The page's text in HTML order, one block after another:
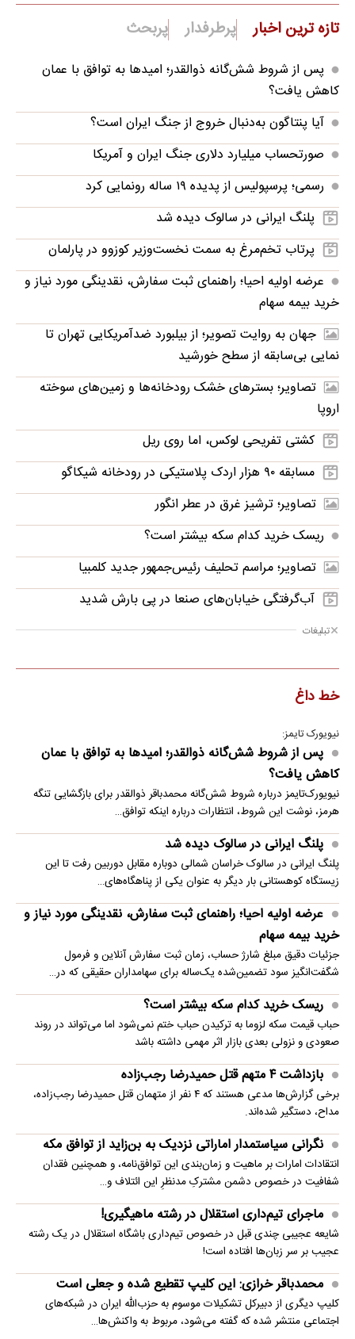
تازه ترین اخبار پرطرفدار پربحث
پس از شروط شش‌گانه ذوالقدر؛ امیدها به توافق با عمان
کاهش یافت؟
آیا پنتاگون به‌دنبال خروج از جنگ ایران است؟
صورتحساب میلیارد دلاری جنگ ایران و آمریکا
رسمی؛ پرسپولیس از پدیده ۱۹ ساله رونمایی کرد
پلنگ ایرانی در سالوک دیده شد
پرتاب تخم‌مرغ به سمت نخست‌وزیر کوزوو در پارلمان
عرضه اولیه احیا؛ راهنمای ثبت سفارش، نقدینگی مورد نیاز و
خرید بیمه سهام
جهان به روایت تصویر؛ از بیلبورد ضدآمریکایی تهران تا
نمایی بی‌سابقه از سطح خورشید
تصاویر؛ بسترهای خشک رودخانه‌ها و زمین‌های سوخته
اروپا
کشتی تفریحی لوکس، اما روی ریل
مسابقه ۹۰ هزار اردک پلاستیکی در رودخانه شیکاگو
تصاویر؛ ترشیز غرق در عطر انگور
ریسک خرید کدام سکه بیشتر است؟
تصاویر؛ مراسم تحلیف رئیس‌جمهور جدید کلمبیا
آب‌گرفتگی خیابان‌های صنعا در پی بارش شدید
تبلیغات
خط داغ
نیویورک تایمز:
پس از شروط شش‌گانه ذوالقدر؛ امیدها به توافق با عمان
کاهش یافت؟
نیویورک‌تایمز درباره شروط شش‌گانه محمدباقر ذوالقدر برای بازگشایی تنگه
هرمز، نوشت این شروط، انتظارات درباره اینکه توافق…
پلنگ ایرانی در سالوک دیده شد
پلنگ ایرانی در سالوک خراسان شمالی دوباره مقابل دوربین رفت تا این
زیستگاه کوهستانی بار دیگر به عنوان یکی از پناهگاه‌های…
عرضه اولیه احیا؛ راهنمای ثبت سفارش، نقدینگی مورد نیاز و
خرید بیمه سهام
جزئیات دقیق مبلغ شارژ حساب، زمان ثبت سفارش آنلاین و فرمول
شگفت‌انگیز سود تضمین‌شده یک‌ساله برای سهامداران حقیقی که در…
ریسک خرید کدام سکه بیشتر است؟
حباب قیمت سکه لزوما به ترکیدن حباب ختم نمی‌شود اما می‌تواند در روند
صعودی و نزولی بعدی بازار اثر مهمی داشته باشد
بازداشت ۴ متهم قتل حمیدرضا رجب‌زاده
برخی گزارش‌ها مدعی هستند که ۴ نفر از متهمان قتل حمیدرضا رجب‌زاده،
مداح، دستگیر شده‌اند.
نگرانی سیاستمدار اماراتی نزدیک به بن‌زاید از توافق مکه
انتقادات امارات بر ماهیت و زمان‌بندی این توافق‌نامه، و همچنین فقدان
شفافیت در خصوص دشمن مشترکِ مدنظرِ این ائتلاف و…
ماجرای تیم‌داری استقلال در رشته ماهیگیری!
شایعه عجیبی چندی قبل در خصوص تیم‌داری باشگاه استقلال در یک رشته
عجیب بر سر زبان‌ها افتاده است!
محمدباقر خرازی: این کلیپ تقطیع شده و جعلی است
کلیپ دیگری از دبیرکل تشکیلات موسوم به حزب‌الله ایران در شبکه‌های
اجتماعی منتشر شده که گفته می‌شود، مربوط به واکنش‌ها…